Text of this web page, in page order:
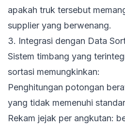
apakah truk tersebut
supplier yang berwenang.
3. Integrasi dengan Data
Sistem timbang yang
sortasi memungkinkan:
Penghitungan potongan
yang tidak memenuhi
Rekam jejak per angkutan: